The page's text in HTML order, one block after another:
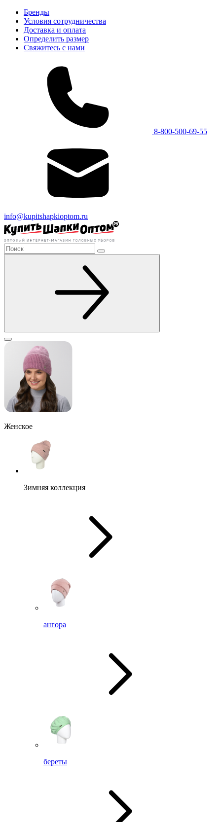
Бренды
Условия сотрудничества
Доставка и оплата
Определить размер
Свяжитесь с нами
8-800-500-69-55
info@kupitshapkioptom.ru
Женское
Зимняя коллекция
ангора
береты